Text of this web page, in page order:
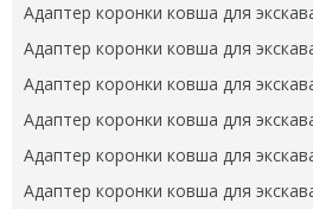
Адаптер коронки ковша для
Адаптер коронки ковша для
Адаптер коронки ковша для
Адаптер коронки ковша для
Адаптер коронки ковша для
Адаптер коронки ковша для